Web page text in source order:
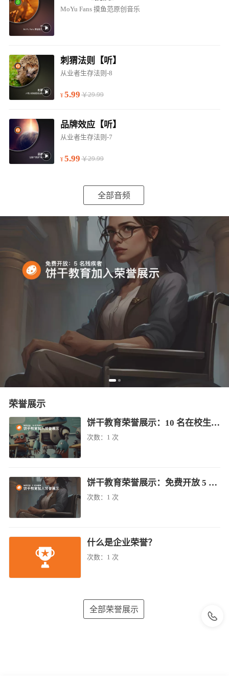
MoYu Fans 摸鱼范原创音乐
刺猬法则【听】
从业者生存法则-8
5.99 ￥29.99
品牌效应【听】
从业者生存法则-7
5.99 ￥29.99
全部音频
荣誉展示
饼干教育荣誉展示：10 名在校生免费学（已结束）
次数： 1 次
饼干教育荣誉展示：免费开放 5 名残疾者
次数： 1 次
什么是企业荣誉？
次数： 1 次
全部荣誉展示